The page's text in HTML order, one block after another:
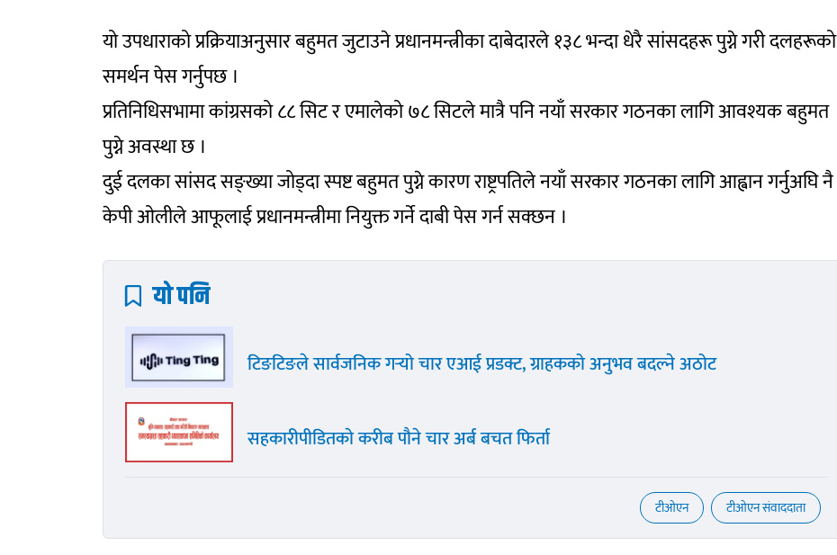
यो उपधाराको प्रक्रियाअनुसार बहुमत जुटाउने प्रधानमन्त्रीका दाबेदारले १३८ भन्दा धेरै सांसदहरू पुग्ने गरी दलहरूको
समर्थन पेस गर्नुपछ ।
प्रतिनिधिसभामा कांग्रसको ८८ सिट र एमालेको ७८ सिटले मात्रै पनि नयाँ सरकार गठनका लागि आवश्यक बहुमत
पुग्ने अवस्था छ ।
दुई दलका सांसद सङ्ख्या जोड्दा स्पष्ट बहुमत पुग्ने कारण राष्ट्रपतिले नयाँ सरकार गठनका लागि आह्वान गर्नुअघि नै
केपी ओलीले आफूलाई प्रधानमन्त्रीमा नियुक्त गर्ने दाबी पेस गर्न सक्छन ।
यो पनि
टिङटिङले सार्वजनिक गर्‍यो चार एआई प्रडक्ट, ग्राहकको अनुभव बदल्ने अठोट
सहकारीपीडितकाे करीब पौने चार अर्ब बचत फिर्ता
टीओएन टीओएन संवाददाता